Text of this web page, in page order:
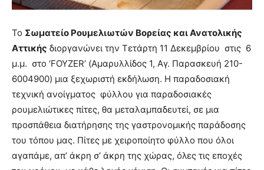
Το Σωματείο Ρουμελιωτών Βορείας και Ανατολικής
Αττικής διοργανώνει την Τετάρτη 11 Δεκεμβρίου στις 6
μ.μ. στο ‘FOYZER’ (Αμαρυλλίδος 1, Αγ. Παρασκευή 210-
6004900) μια ξεχωριστή εκδήλωση. Η παραδοσιακή
τεχνική ανοίγματος φύλλου για παραδοσιακές
ρουμελιώτικες πίτες, θα μεταλαμπαδευτεί, σε μια
προσπάθεια διατήρησης της γαστρονομικής παράδοσης
του τόπου μας. Πίτες με χειροποίητο φύλλο που όλοι
αγαπάμε, απ’ άκρη σ’ άκρη της χώρας, όλες τις εποχές